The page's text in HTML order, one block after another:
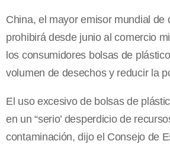
China, el mayor emisor mundial de
prohibirá desde junio al comercio
los consumidores bolsas de
volumen de desechos y reducir la
El uso excesivo de bolsas de
en un “serio’ desperdicio de
contaminación, dijo el Consejo de